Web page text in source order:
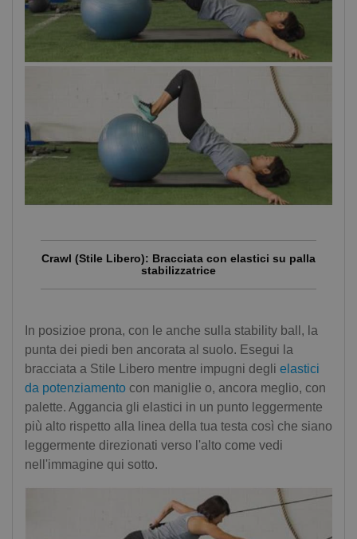
Crawl (Stile Libero): Bracciata con elastici su palla
stabilizzatrice
In posizioe prona, con le anche sulla stability ball, la
punta dei piedi ben ancorata al suolo. Esegui la
bracciata a Stile Libero mentre impugni degli elastici
da potenziamento con maniglie o, ancora meglio, con
palette. Aggancia gli elastici in un punto leggermente
più alto rispetto alla linea della tua testa così che siano
leggermente direzionati verso l'alto come vedi
nell'immagine qui sotto.